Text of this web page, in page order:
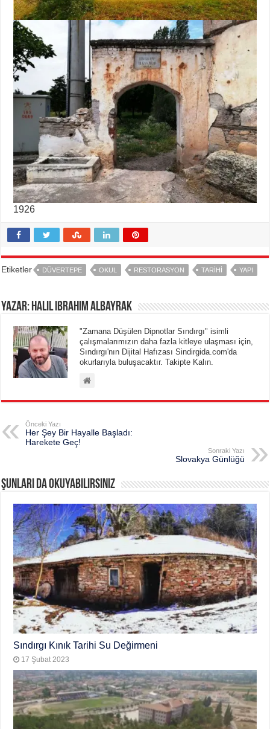
1926
Etiketler DÜVERTEPE OKUL RESTORASYON TARIHI YAPI
Yazar: Halil Ibrahim Albayrak
"Zamana Düşülen Dipnotlar Sındırgı" isimli
çalışmalarımızın daha fazla kitleye ulaşması için,
Sındırgı'nın Dijital Hafızası Sindirgida.com'da
okurlarıyla buluşacaktır. Takipte Kalın.
Önceki Yazı
Her Şey Bir Hayalle Başladı:
Harekete Geç!
Sonraki Yazı
Slovakya Günlüğü
Şunları da okuyabilirsiniz
Sındırgı Kınık Tarihi Su Değirmeni
17 Şubat 2023